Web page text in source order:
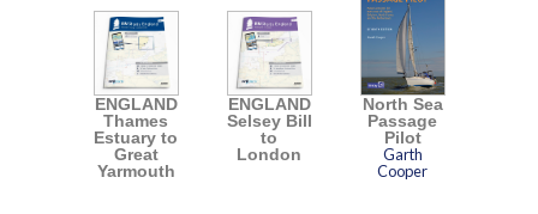
ENGLAND
Thames
Estuary to
Great
Yarmouth
ENGLAND
Selsey Bill
to
London
North Sea
Passage
Pilot
Garth
Cooper